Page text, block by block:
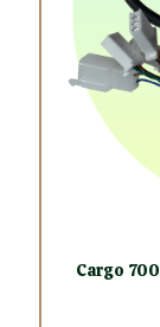
Cargo